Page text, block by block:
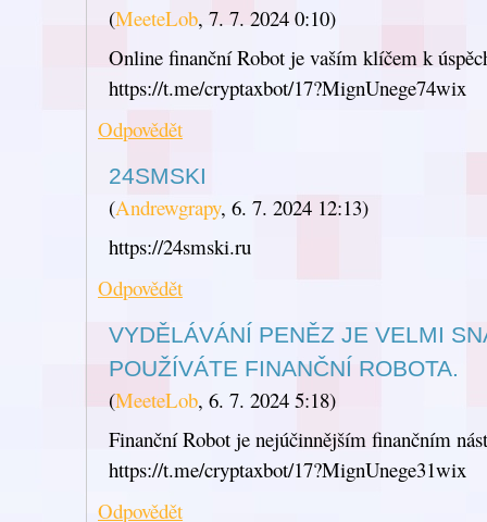
(MeeteLob, 7. 7. 2024 0:10)
Online finanční Robot je vaším klíčem k
https://t.me/cryptaxbot/17?MignUnege74wix
Odpovědět
24SMSKI
(Andrewgrapy, 6. 7. 2024 12:13)
https://24smski.ru
Odpovědět
VYDĚLÁVÁNÍ PENĚZ JE VELMI
POUŽÍVÁTE FINANČNÍ ROBOTA.
(MeeteLob, 6. 7. 2024 5:18)
Finanční Robot je nejúčinnějším finančním
https://t.me/cryptaxbot/17?MignUnege31wix
Odpovědět